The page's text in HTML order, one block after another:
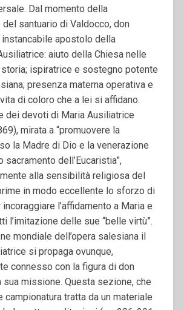
Dal momento della
santuario di Valdocco, don
apostolo della
aiuto della Chiesa nelle
ispiratrice e sostegno potente
presenza materna operativa e
di coloro che a lei si affidano.
dei devoti di Maria Ausiliatrice
mirata a “promuovere la
la Madre di Dio e la venerazione
sacramento dell’Eucaristia”,
alla sensibilità religiosa del
in modo eccellente lo sforzo di
l’affidamento a Maria e
l’imitazione delle sue “belle virtù”.
mondiale dell’opera salesiana il
si propaga ovunque,
connesso con la figura di don
sua missione. Questa sezione, che
campionatura tratta da un materiale